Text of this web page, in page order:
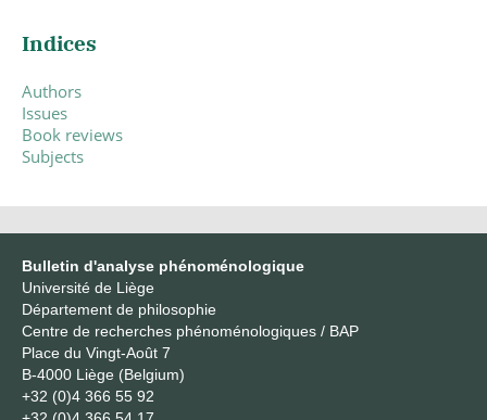
Indices
Authors
Issues
Book reviews
Subjects
Bulletin d'analyse phénoménologique
Université de Liège
Département de philosophie
Centre de recherches phénoménologiques / BAP
Place du Vingt-Août 7
B-4000 Liège (Belgium)
+32 (0)4 366 55 92